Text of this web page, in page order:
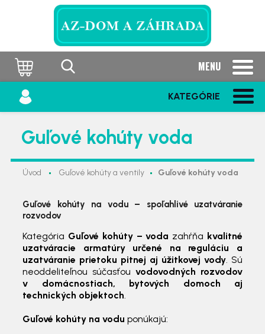
MENU
KATEGÓRIE
Guľové kohúty voda
Úvod Guľové kohúty a ventily Guľové kohúty voda
Guľové kohúty na vodu – spoľahlivé uzatváranie
rozvodov
Kategória Guľové kohúty – voda zahŕňa kvalitné
uzatváracie armatúry určené na reguláciu a
uzatváranie prietoku pitnej aj úžitkovej vody. Sú
neoddeliteľnou súčasťou vodovodných rozvodov
v domácnostiach, bytových domoch aj
technických objektoch.
Guľové kohúty na vodu ponúkajú: